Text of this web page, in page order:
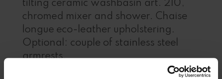
tilting ceramic washbasin art. 210,
chromed mixer and shower. Chaise
longue eco-leather upholstering.
Optional: couple of stainless steel
armrests.